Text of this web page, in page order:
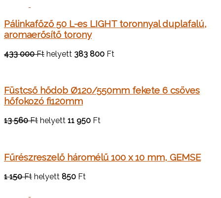
Pálinkafőző 50 L-es LIGHT toronnyal duplafalú,
aromaerősítő torony
433 000 Ft helyett 383 800 Ft
Füstcső hődob Ø120/550mm fekete 6 csöves
hőfokozó fi120mm
13 560 Ft helyett 11 950 Ft
Fűrészreszelő háromélű 100 x 10 mm, GEMSE
1 150 Ft helyett 850 Ft